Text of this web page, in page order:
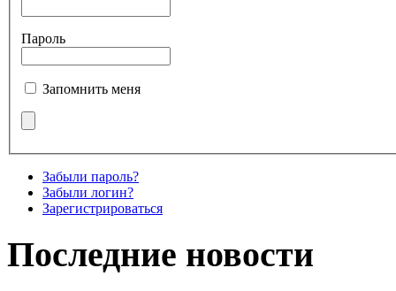
Пароль
Запомнить меня
Забыли пароль?
Забыли логин?
Зарегистрироваться
Последние новости